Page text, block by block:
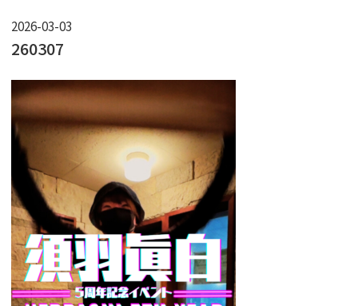
SAUNA
PRICE 料金
GUIDANCE ご利用案内
ACCESS アクセス
RESERVATION 宿泊予約
2026-03-03
260307